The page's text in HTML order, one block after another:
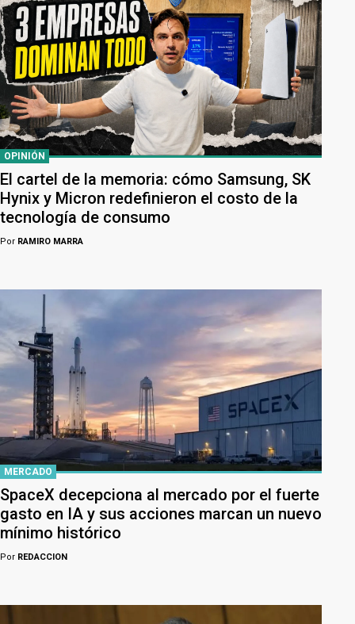
OPINIÓN
El cartel de la memoria: cómo Samsung, SK
Hynix y Micron redefinieron el costo de la
tecnología de consumo
Por RAMIRO MARRA
MERCADO
SpaceX decepciona al mercado por el fuerte
gasto en IA y sus acciones marcan un nuevo
mínimo histórico
Por REDACCION